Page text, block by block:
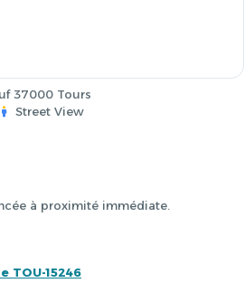
37000 Tours
Street View
à proximité immédiate.
TOU-15246